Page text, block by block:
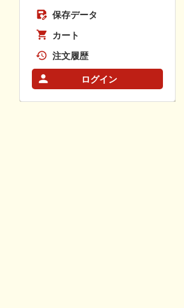
保存データ
カート
注文履歴
ログイン